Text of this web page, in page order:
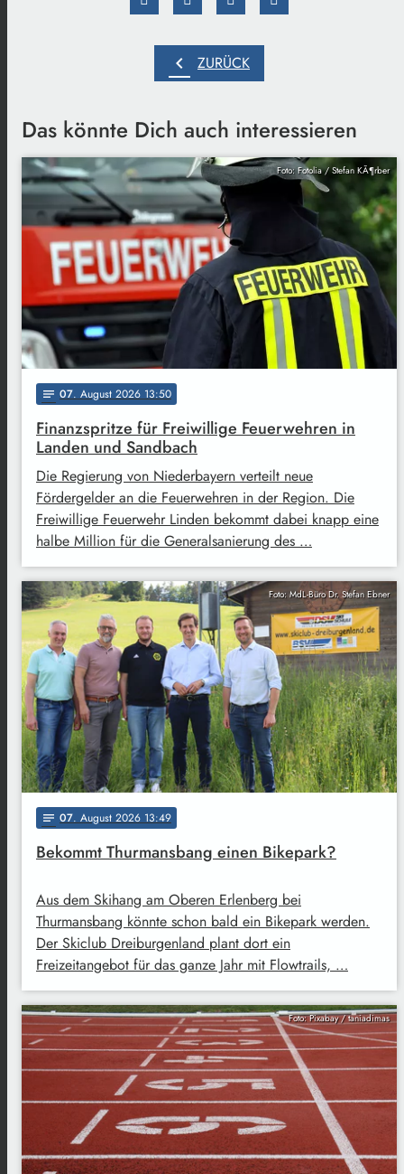
chevron_left ZURÜCK
Das könnte Dich auch interessieren
Foto: Fotolia / Stefan KÃ¶rber
notes 07. August 2026 13:50
Finanzspritze für Freiwillige Feuerwehren in
Landen und Sandbach
Die Regierung von Niederbayern verteilt neue
Fördergelder an die Feuerwehren in der Region. Die
Freiwillige Feuerwehr Linden bekommt dabei knapp eine
halbe Million für die Generalsanierung des …
Foto: MdL-Büro Dr. Stefan Ebner
notes 07. August 2026 13:49
Bekommt Thurmansbang einen Bikepark?
Aus dem Skihang am Oberen Erlenberg bei
Thurmansbang könnte schon bald ein Bikepark werden.
Der Skiclub Dreiburgenland plant dort ein
Freizeitangebot für das ganze Jahr mit Flowtrails, …
Foto: Pixabay / taniadimas